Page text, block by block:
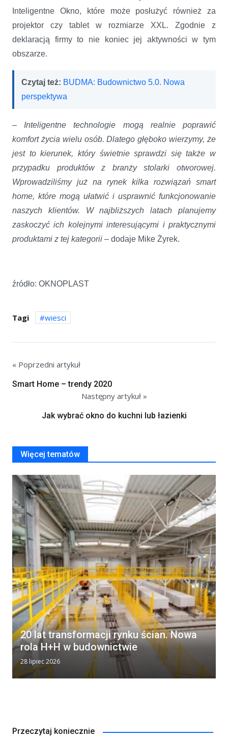
Inteligentne Okno, które może posłużyć również za
projektor czy tablet w rozmiarze XXL. Zgodnie z
deklaracją firmy to nie koniec jej aktywności w tym
obszarze.
Czytaj też: BUDMA: Budownictwo 5.0. Nowa
perspektywa
– Inteligentne technologie mogą realnie poprawić
komfort życia wielu osób. Dlatego głęboko wierzymy, że
jest to kierunek, który świetnie sprawdzi się także w
przypadku produktów z branży stolarki otworowej.
Wprowadziliśmy już na rynek kilka rozwiązań smart
home, które mogą ułatwić i usprawnić funkcjonowanie
naszych klientów. W najbliższych latach planujemy
zaskoczyć ich kolejnymi interesującymi i praktycznymi
produktami z tej kategorii – dodaje Mike Żyrek.
źródło: OKNOPLAST
Tagi wiesci
« Poprzedni artykuł
Smart Home – trendy 2020
Następny artykuł »
Jak wybrać okno do kuchni lub łazienki
Więcej tematów
20 lat transformacji rynku ścian. Nowa
rola H+H w budownictwie
28 lipiec 2026
Przeczytaj koniecznie